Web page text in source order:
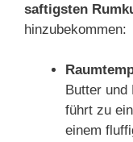
saftigsten
hinzubekommen:
Butter und
führt zu
einem